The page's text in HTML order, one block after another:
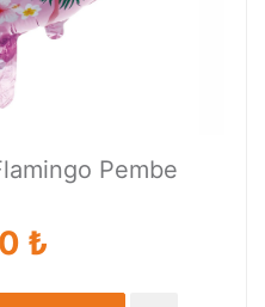
Pembe
₺